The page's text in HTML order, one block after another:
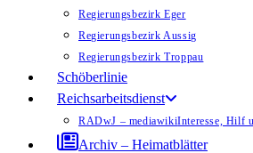
Regierungsbezirk Eger
Regierungsbezirk Aussig
Regierungsbezirk Troppau
Schöberlinie
Reichsarbeitsdienst
RADwJ – mediawikiInteresse, Hilf
Archiv – Heimatblätter